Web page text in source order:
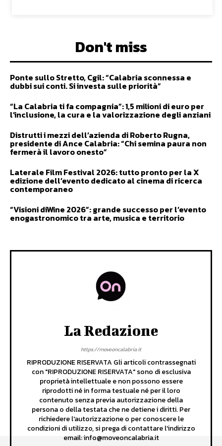
Don't miss
Ponte sullo Stretto, Cgil: “Calabria sconnessa e
dubbi sui conti. Si investa sulle priorità”
“La Calabria ti fa compagnia”: 1,5 milioni di euro per
l’inclusione, la cura e la valorizzazione degli anziani
Distrutti i mezzi dell’azienda di Roberto Rugna,
presidente di Ance Calabria: “Chi semina paura non
fermerà il lavoro onesto”
Laterale Film Festival 2026: tutto pronto per la X
edizione dell’evento dedicato al cinema di ricerca
contemporaneo
“Visioni diWine 2026”: grande successo per l’evento
enogastronomico tra arte, musica e territorio
La Redazione
https://moveoncalabria.it
RIPRODUZIONE RISERVATA Gli articoli contrassegnati
con "RIPRODUZIONE RISERVATA" sono di esclusiva
proprietà intellettuale e non possono essere
riprodotti né in forma testuale né per il loro
contenuto senza previa autorizzazione della
persona o della testata che ne detiene i diritti. Per
richiedere l'autorizzazione o per conoscere le
condizioni di utilizzo, si prega di contattare l'indirizzo
email: info@moveoncalabria.it